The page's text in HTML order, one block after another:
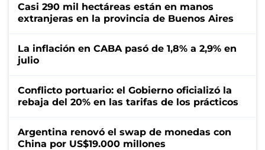
Casi 290 mil hectáreas están en manos
extranjeras en la provincia de Buenos Aires
La inflación en CABA pasó de 1,8% a 2,9% en
julio
Conflicto portuario: el Gobierno oficializó la
rebaja del 20% en las tarifas de los prácticos
Argentina renovó el swap de monedas con
China por US$19.000 millones